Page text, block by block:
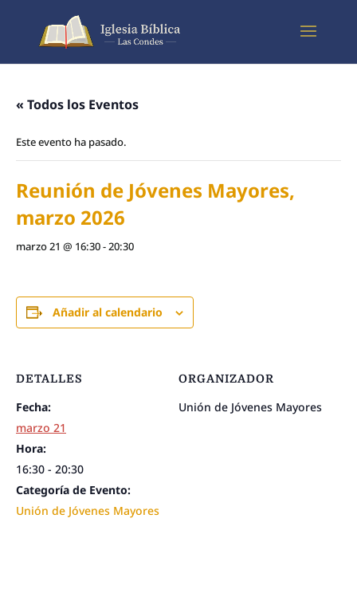
« Todos los Eventos
Este evento ha pasado.
Reunión de Jóvenes Mayores,
marzo 2026
marzo 21 @ 16:30-20:30
Añadir al calendario
DETALLES
Fecha:
marzo 21
Hora:
16:30 - 20:30
Categoría de Evento:
Unión de Jóvenes Mayores
ORGANIZADOR
Unión de Jóvenes Mayores